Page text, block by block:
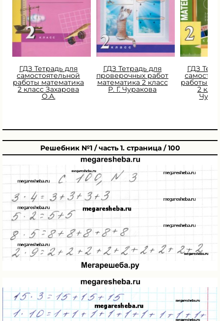
ГДЗ Тетрадь для
самостоятельной
работы математика
2 класс Захарова
О.А.
ГДЗ Тетрадь для
проверочных работ
математика 2 класс
Р. Г. Чуракова
ГДЗ
работы
2
Решебник №1 / часть 1. страница / 100